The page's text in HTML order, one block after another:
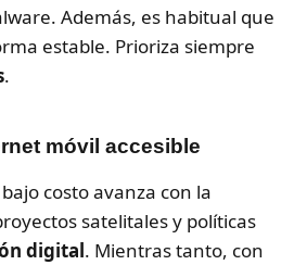
Además, es habitual que
estable. Prioriza siempre
.
móvil accesible
costo avanza con la
satelitales y políticas
digital. Mientras tanto, con